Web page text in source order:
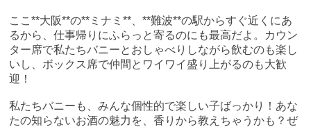
ここ**大阪**の**ミナミ**、**難波**の駅からすぐ近くにあ
るから、仕事帰りにふらっと寄るのにも最高だよ。カウン
ター席で私たちバニーとおしゃべりしながら飲むのも楽し
いし、ボックス席で仲間とワイワイ盛り上がるのも大歓
迎！
私たちバニーも、みんな個性的で楽しい子ばっかり！あな
たの知らないお酒の魅力を、香りから教えちゃうかも？ぜ